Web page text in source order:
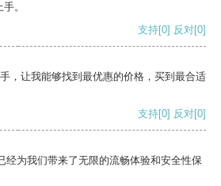
。
支持[0] 反对[0]
，让我能够找到最优惠的价格，买到最合适
支持[0] 反对[0]
经为我们带来了无限的流畅体验和安全性保